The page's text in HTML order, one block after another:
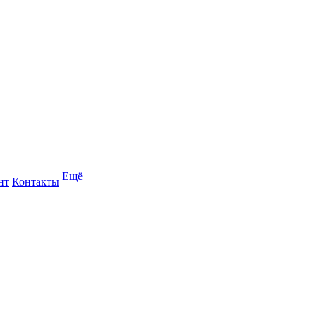
Контакты Ещё